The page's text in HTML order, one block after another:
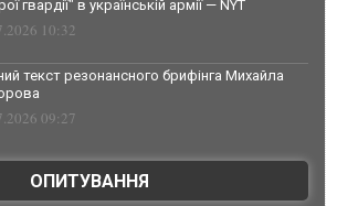
гвардії" в українській армії — NYT
10:32
текст резонансного брифінга Михайла
09:27
ОПИТУВАННЯ